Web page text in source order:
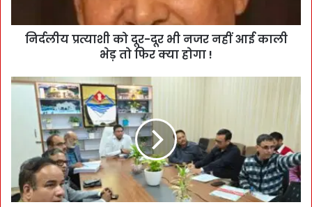
निर्दलीय प्रत्याशी को दूर-दूर भी नजर नहीं आई काली
भेड़ तो फिर क्या होगा !